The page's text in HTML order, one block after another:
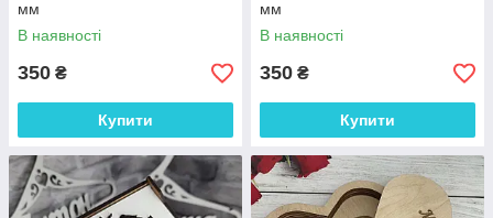
мм
В наявності
350 ₴
Купити
мм
В наявності
350 ₴
Купити